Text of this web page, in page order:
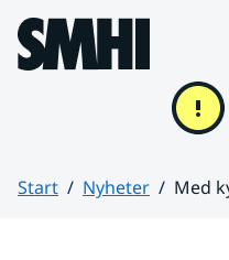
Hoppa till sidans innehåll
Start Nyheter
Med